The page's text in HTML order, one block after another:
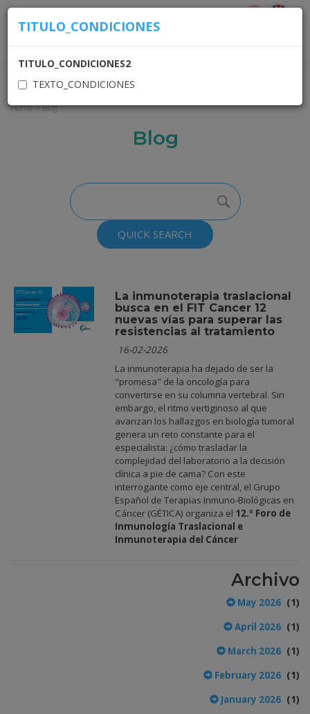
ACCESO USUARIOS
Home>Blog
Blog
QUICK SEARCH
La inmunoterapia traslacional
busca en el FIT Cancer 12
nuevas vías para superar las
resistencias al tratamiento
16-02-2026
La inmunoterapia ha dejado de ser la
"promesa" de la oncología para
convertirse en su columna vertebral. Sin
embargo, el ritmo vertiginoso al que
avanzan los hallazgos en biología tumoral
genera un reto constante para el
especialista: ¿cómo trasladar la
complejidad del laboratorio a la decisión
clínica a pie de cama? Con este
interrogante como eje central, el Grupo
Español de Terapias Inmuno-Biológicas en
Cáncer (GÉTICA) organiza el 12.º Foro de
Inmunología Traslacional e
Inmunoterapia del Cáncer
Archivo
May 2026 (1)
April 2026 (1)
March 2026 (1)
February 2026 (1)
January 2026 (1)
TITULO_CONDICIONES
TITULO_CONDICIONES2
TEXTO_CONDICIONES